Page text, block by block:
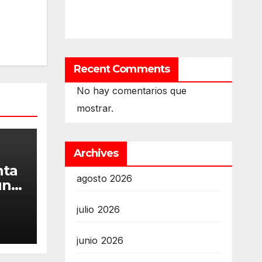
Recent Comments
No hay comentarios que
mostrar.
Archives
agosto 2026
julio 2026
junio 2026